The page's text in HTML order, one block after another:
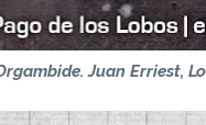
Juan Erriest,